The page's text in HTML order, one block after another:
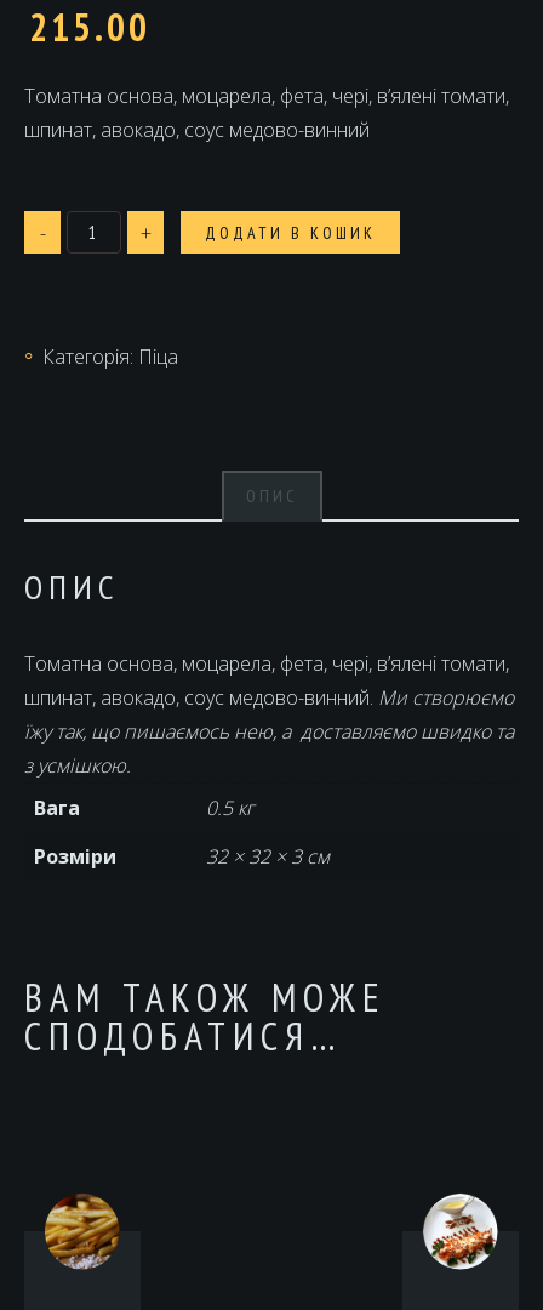
215.00
Томатна основа, моцарела, фета, чері, в’ялені томати,
шпинат, авокадо, соус медово-винний
-
Вегетаріана
кількість
+ ДОДАТИ В КОШИК
Категорія: Піца
ОПИС
ОПИС
Томатна основа, моцарела, фета, чері, в’ялені томати,
шпинат, авокадо, соус медово-винний. Ми створюємо
їжу так, що пишаємось нею, а доставляємо швидко та
з усмішкою.
Вага
0.5 кг
Розміри
32 × 32 × 3 см
ВАМ ТАКОЖ МОЖЕ
СПОДОБАТИСЯ…